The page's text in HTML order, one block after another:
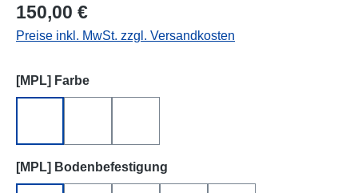
150,00 €
Preise inkl. MwSt. zzgl. Versandkosten
[MPL] Farbeauswählen
[MPL] Bodenbefestigung